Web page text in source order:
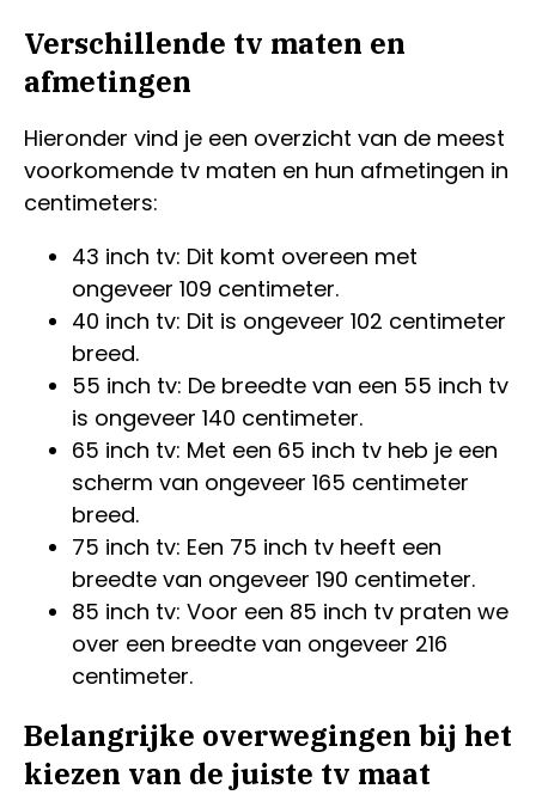
Verschillende tv maten en
afmetingen
Hieronder vind je een overzicht van de meest
voorkomende tv maten en hun afmetingen in
centimeters:
43 inch tv: Dit komt overeen met
ongeveer 109 centimeter.
40 inch tv: Dit is ongeveer 102 centimeter
breed.
55 inch tv: De breedte van een 55 inch tv
is ongeveer 140 centimeter.
65 inch tv: Met een 65 inch tv heb je een
scherm van ongeveer 165 centimeter
breed.
75 inch tv: Een 75 inch tv heeft een
breedte van ongeveer 190 centimeter.
85 inch tv: Voor een 85 inch tv praten we
over een breedte van ongeveer 216
centimeter.
Belangrijke overwegingen bij het
kiezen van de juiste tv maat